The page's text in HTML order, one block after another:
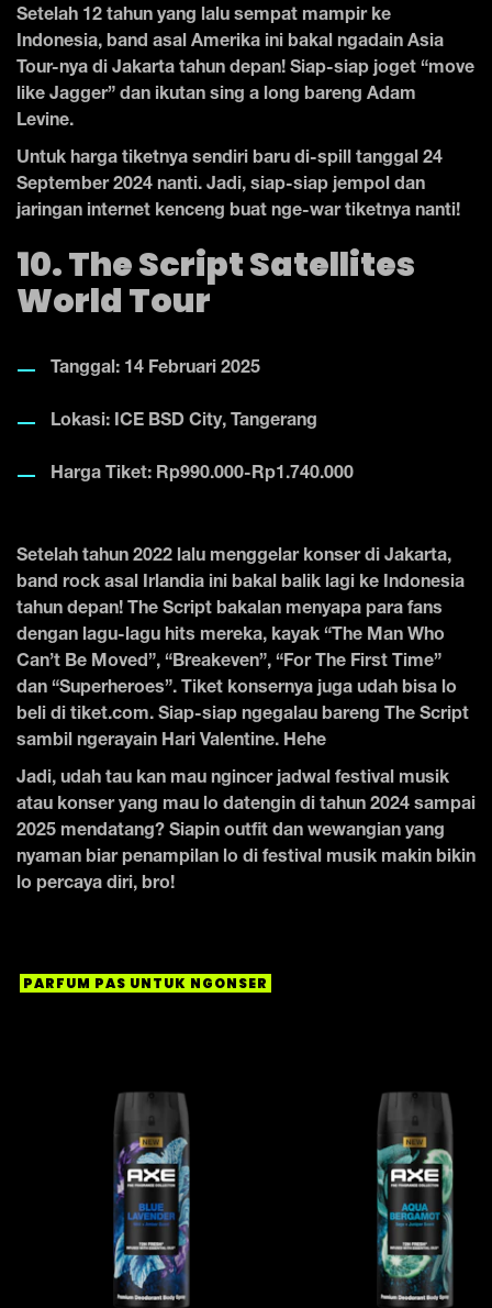
Setelah 12 tahun yang lalu sempat mampir ke
Indonesia, band asal Amerika ini bakal ngadain Asia
Tour-nya di Jakarta tahun depan! Siap-siap joget “move
like Jagger” dan ikutan sing a long bareng Adam
Levine.
Untuk harga tiketnya sendiri baru di-spill tanggal 24
September 2024 nanti. Jadi, siap-siap jempol dan
jaringan internet kenceng buat nge-war tiketnya nanti!
10. The Script Satellites
World Tour
Tanggal: 14 Februari 2025
Lokasi: ICE BSD City, Tangerang
Harga Tiket: Rp990.000-Rp1.740.000
Setelah tahun 2022 lalu menggelar konser di Jakarta,
band rock asal Irlandia ini bakal balik lagi ke Indonesia
tahun depan! The Script bakalan menyapa para fans
dengan lagu-lagu hits mereka, kayak “The Man Who
Can’t Be Moved”, “Breakeven”, “For The First Time”
dan “Superheroes”. Tiket konsernya juga udah bisa lo
beli di tiket.com. Siap-siap ngegalau bareng The Script
sambil ngerayain Hari Valentine. Hehe
Jadi, udah tau kan mau ngincer jadwal festival musik
atau konser yang mau lo datengin di tahun 2024 sampai
2025 mendatang? Siapin outfit dan wewangian yang
nyaman biar penampilan lo di festival musik makin bikin
lo percaya diri, bro!
PARFUM PAS UNTUK NGONSER